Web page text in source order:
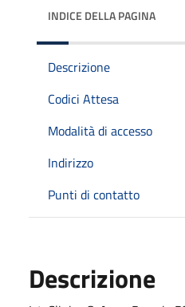
INDICE DELLA PAGINA
Descrizione
Codici Attesa
Modalità di accesso
Indirizzo
Punti di contatto
Descrizione